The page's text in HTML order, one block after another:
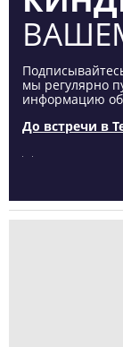
мы регулярно
информацию об
До встречи в